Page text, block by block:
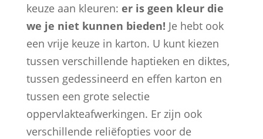
keuze aan kleuren: er is geen kleur die
we je niet kunnen bieden! Je hebt ook
een vrije keuze in karton. U kunt kiezen
tussen verschillende haptieken en diktes,
tussen gedessineerd en effen karton en
tussen een grote selectie
oppervlakteafwerkingen. Er zijn ook
verschillende reliëfopties voor de